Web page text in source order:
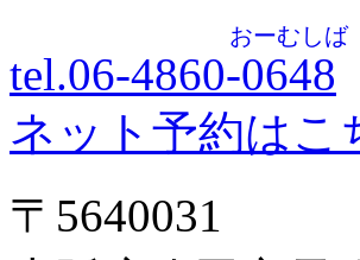
tel.06-4860-0648
おーむしば
ネット予約はこ
〒5640031